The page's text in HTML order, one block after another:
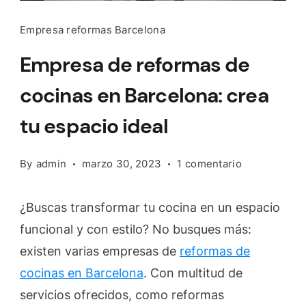
Empresa reformas Barcelona
Empresa de reformas de
cocinas en Barcelona: crea
tu espacio ideal
By admin marzo 30, 2023 1 comentarioen
reformas
de
cocinas
en
¿Buscas transformar tu cocina en un espacio
funcional y con estilo? No busques más:
existen varias empresas de reformas de
cocinas en Barcelona. Con multitud de
servicios ofrecidos, como reformas